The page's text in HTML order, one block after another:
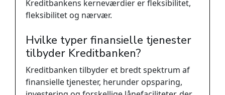
Kreditbankens kerneværdier er fleksibilitet,
fleksibilitet og nærvær.
Hvilke typer finansielle tjenester
tilbyder Kreditbanken?
Kreditbanken tilbyder et bredt spektrum af
finansielle tjenester, herunder opsparing,